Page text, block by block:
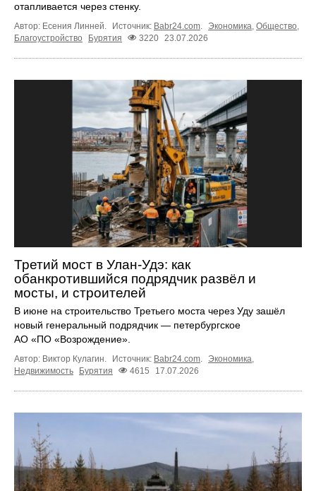
отапливается через стенку.
Автор: Есения Линней. Источник: Babr24.com. Экономика, Общество,
Благоустройство
Бурятия 3220 23.07.2026
Третий мост в Улан-Удэ: как
обанкротившийся подрядчик развёл и
мосты, и строителей
В июне на строительство Третьего моста через Уду зашёл
новый генеральный подрядчик — петербургское
АО «ПО «Возрождение».
Автор: Виктор Кулагин. Источник: Babr24.com. Экономика,
Недвижимость
Бурятия 4615 17.07.2026